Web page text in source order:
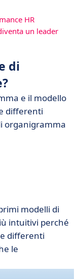
HR
un leader
di
e il modello
differenti
organigramma
modelli di
intuitivi perché
differenti
le